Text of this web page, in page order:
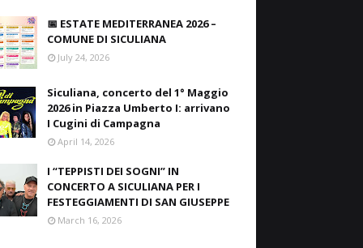
📅 ESTATE MEDITERRANEA 2026 –
COMUNE DI SICULIANA
July 24, 2026
Siculiana, concerto del 1° Maggio
2026 in Piazza Umberto I: arrivano
I Cugini di Campagna
April 14, 2026
I “TEPPISTI DEI SOGNI” IN
CONCERTO A SICULIANA PER I
FESTEGGIAMENTI DI SAN GIUSEPPE
March 16, 2026